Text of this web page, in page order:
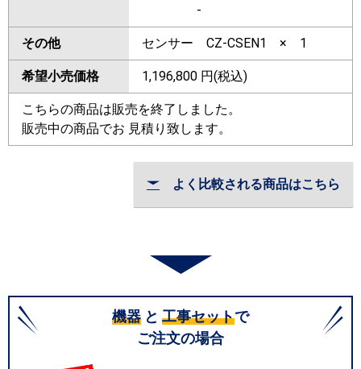
-
その他 センサー CZ-CSEN1 × 1
希望小売価格 1,196,800 円(税込)
こちらの商品は販売を終了しました。
販売中の商品でお 見積り致します。
よく比較される商品はこちら
機器 と 工事セットで
ご注文の場合